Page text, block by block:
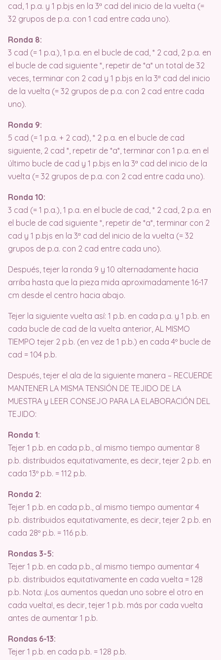
cad, 1 p.a. y 1 p.bjs en la 3ª cad del inicio de la vuelta (=
32 grupos de p.a. con 1 cad entre cada uno).
Ronda 8:
3 cad (= 1 p.a.), 1 p.a. en el bucle de cad, * 2 cad, 2 p.a. en
el bucle de cad siguiente *, repetir de *a* un total de 32
veces, terminar con 2 cad y 1 p.bjs en la 3ª cad del inicio
de la vuelta (= 32 grupos de p.a. con 2 cad entre cada
uno).
Ronda 9:
5 cad (= 1 p.a. + 2 cad), * 2 p.a. en el bucle de cad
siguiente, 2 cad *, repetir de *a*, terminar con 1 p.a. en el
último bucle de cad y 1 p.bjs en la 3ª cad del inicio de la
vuelta (= 32 grupos de p.a. con 2 cad entre cada uno).
Ronda 10:
3 cad (= 1 p.a.), 1 p.a. en el bucle de cad, * 2 cad, 2 p.a. en
el bucle de cad siguiente *, repetir de *a*, terminar con 2
cad y 1 p.bjs en la 3ª cad del inicio de la vuelta (= 32
grupos de p.a. con 2 cad entre cada uno).
Después, tejer la ronda 9 y 10 alternadamente hacia
arriba hasta que la pieza mida aproximadamente 16-17
cm desde el centro hacia abajo.
Tejer la siguiente vuelta así: 1 p.b. en cada p.a. y 1 p.b. en
cada bucle de cad de la vuelta anterior, AL MISMO
TIEMPO tejer 2 p.b. (en vez de 1 p.b.) en cada 4º bucle de
cad = 104 p.b.
Después, tejer el ala de la siguiente manera – RECUERDE
MANTENER LA MISMA TENSIÓN DE TEJIDO DE LA
MUESTRA y LEER CONSEJO PARA LA ELABORACIÓN DEL
TEJIDO:
Ronda 1:
Tejer 1 p.b. en cada p.b., al mismo tiempo aumentar 8
p.b. distribuidos equitativamente, es decir, tejer 2 p.b. en
cada 13º p.b. = 112 p.b.
Ronda 2:
Tejer 1 p.b. en cada p.b., al mismo tiempo aumentar 4
p.b. distribuidos equitativamente, es decir, tejer 2 p.b. en
cada 28º p.b. = 116 p.b.
Rondas 3-5:
Tejer 1 p.b. en cada p.b., al mismo tiempo aumentar 4
p.b. distribuidos equitativamente en cada vuelta = 128
p.b. Nota: ¡Los aumentos quedan uno sobre el otro en
cada vuelta!, es decir, tejer 1 p.b. más por cada vuelta
antes de aumentar 1 p.b.
Rondas 6-13:
Tejer 1 p.b. en cada p.b. = 128 p.b.